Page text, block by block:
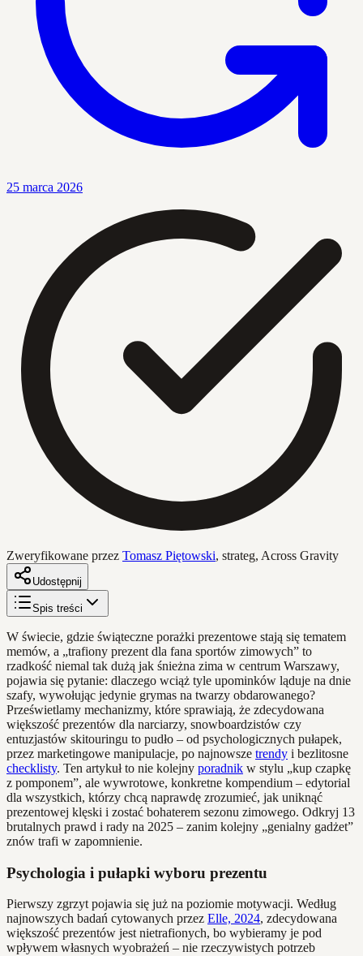
25 marca 2026
Zweryfikowane przez Tomasz Piętowski, strateg, Across Gravity
Udostępnij
Spis treści
W świecie, gdzie świąteczne porażki prezentowe stają się tematem
memów, a „trafiony prezent dla fana sportów zimowych” to
rzadkość niemal tak dużą jak śnieżna zima w centrum Warszawy,
pojawia się pytanie: dlaczego wciąż tyle upominków ląduje na dnie
szafy, wywołując jedynie grymas na twarzy obdarowanego?
Prześwietlamy mechanizmy, które sprawiają, że zdecydowana
większość prezentów dla narciarzy, snowboardzistów czy
entuzjastów skitouringu to pudło – od psychologicznych pułapek,
przez marketingowe manipulacje, po najnowsze trendy i bezlitosne
checklisty. Ten artykuł to nie kolejny poradnik w stylu „kup czapkę
z pomponem”, ale wywrotowe, konkretne kompendium – edytorial
dla wszystkich, którzy chcą naprawdę zrozumieć, jak uniknąć
prezentowej klęski i zostać bohaterem sezonu zimowego. Odkryj 13
brutalnych prawd i rady na 2025 – zanim kolejny „genialny gadżet”
znów trafi w zapomnienie.
Psychologia i pułapki wyboru prezentu
Pierwszy zgrzyt pojawia się już na poziomie motywacji. Według
najnowszych badań cytowanych przez Elle, 2024, zdecydowana
większość prezentów jest nietrafionych, bo wybieramy je pod
wpływem własnych wyobrażeń – nie rzeczywistych potrzeb